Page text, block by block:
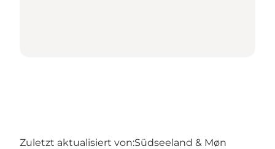
Zuletzt aktualisiert von:Südseeland & Møn